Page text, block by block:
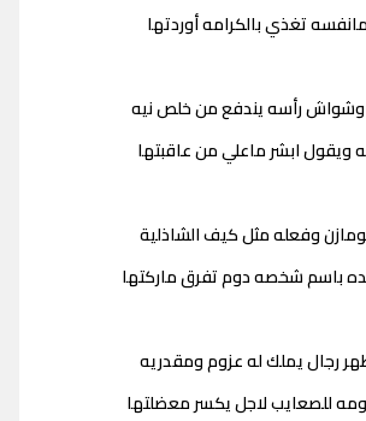
تغذي بالكرامه أوردتها
رأسه يندفع من خلص نيه
ويقول ابشر ماعلي من عاقبتها
وفعله مثل كيف الشاذلية
باسم شخصه دوم تفرق ماركتها
رجال يملك له عزوم ومقدريه
للصعايب لاجل يكسر معضلتها